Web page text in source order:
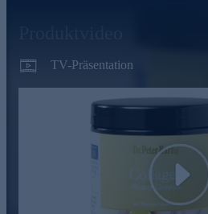
TV-Präsentation
Play